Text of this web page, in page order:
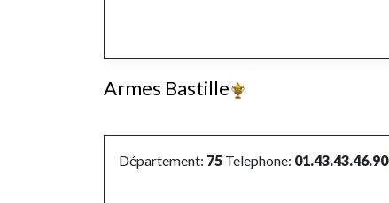
Armes Bastille
Département: 75 Telephone: 01.43.43.46.90